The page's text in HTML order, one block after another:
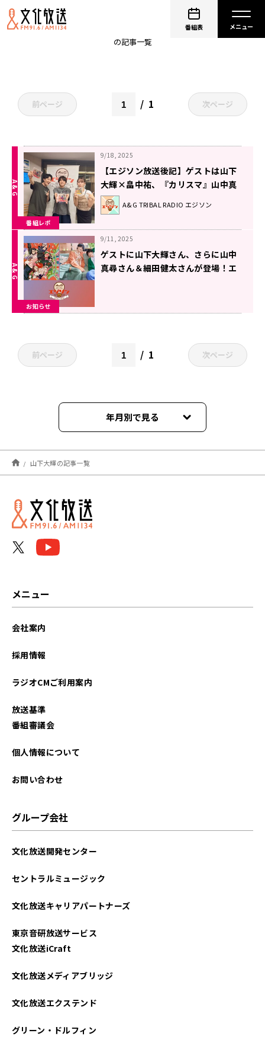
番組表
の記事一覧
前ページ 1 次ページ
番組レポ
9/18, 2025
【エジソン放送後記】ゲストは山下
大輝×畠中祐、『カリスマ』山中真
尋＆細田健太 2025年9月13日放送
回
A&G TRIBAL RADIO エジソン
お知らせ
9/11, 2025
ゲストに山下大輝さん、さらに山中
真尋さん＆細田健太さんが登場！エ
前ページ 1 次ページ
年月別で見る
2026年05月
2026年02月
2025年09月
2022年10月
2022年07月
2021年06月
2021年05月
山下大輝の記事一覧
メニュー
会社案内
採用情報
ラジオCMご利用案内
放送基準
番組審議会
個人情報について
お問い合わせ
グループ会社
文化放送開発センター
セントラルミュージック
文化放送キャリアパートナーズ
東京音研放送サービス
文化放送iCraft
文化放送メディアブリッジ
文化放送エクステンド
グリーン・ドルフィン